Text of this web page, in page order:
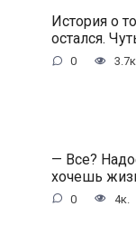
История о
остался.
0
— Все?
хочешь
0 4к.